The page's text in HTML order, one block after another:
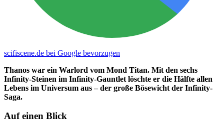
scifiscene.de bei Google bevorzugen
Thanos war ein Warlord vom Mond Titan. Mit den sechs
Infinity-Steinen im Infinity-Gauntlet löschte er die Hälfte allen
Lebens im Universum aus – der große Bösewicht der Infinity-
Saga.
Auf einen Blick